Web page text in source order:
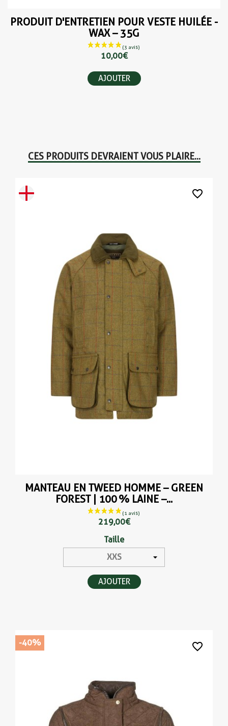
PRODUIT D'ENTRETIEN POUR VESTE HUILÉE -
WAX – 35G
10,00 €
AJOUTER
CES PRODUITS DEVRAIENT VOUS PLAIRE...
MANTEAU EN TWEED HOMME – GREEN
FOREST | 100 % LAINE –...
219,00 €
Taille
AJOUTER
favorite_border
-40% favorite_border